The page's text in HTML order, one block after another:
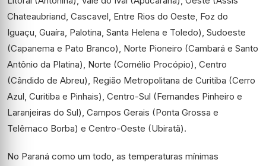
Chateaubriand, Cascavel, Entre Rios do Oeste, Foz do
Iguaçu, Guaíra, Palotina, Santa Helena e Toledo), Sudoeste
(Capanema e Pato Branco), Norte Pioneiro (Cambará e Santo
Antônio da Platina), Norte (Cornélio Procópio), Centro
(Cândido de Abreu), Região Metropolitana de Curitiba (Cerro
Azul, Curitiba e Pinhais), Centro-Sul (Fernandes Pinheiro e
Laranjeiras do Sul), Campos Gerais (Ponta Grossa e
Telêmaco Borba) e Centro-Oeste (Ubiratã).
No Paraná como um todo, as temperaturas mínimas